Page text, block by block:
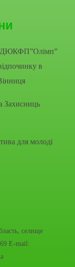
ДЮКФП”Олімп”
в
Захисниць
для молоді
селище
E-mail: